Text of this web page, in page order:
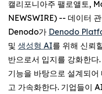
캘리포니아주 팰로앨토,
NEWSWIRE) -- 데이터
Denodo가 Denodo
및 생성형 AI를 위해 신뢰
반으로서 입지를 강화한다
기능을 바탕으로 설계되
고 가속화한다. 기업들이